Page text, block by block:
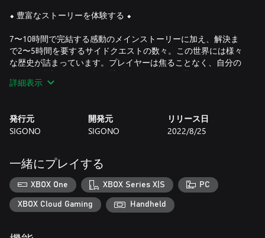
⬥ 豊富なストーリーを体験する ⬥
7〜10時間で完結する感動のメインストーリーに加え、解決ま
で2〜5時間を要するサイドクエストの数々。この世界には様々
な歴史が詰まっています。プレイヤーは焦ることなく、自分の
ペースで物語の深さや幅を拡げていくことが可能です。
親友との冒険、愛と喪失の体験、危機に共に立ち向かう…旅に
出る理由は人それぞれです。 冒険を共にして彼らの過去を明ら
のかを知ることになるでしょう。
⬥ 自分の運命は自分で決める ⬥
次々に起こるアクシデントに、リスクを天秤にかけて決断しま
しょう。 指名手配される危険を冒してまで、旅の資金を得るた
詳細表示
発行元
SIGONO
開発元
SIGONO
リリース日
2022/8/25
一緒にプレイする
XBOX One XBOX Series X|S PC
XBOX Cloud Gaming Handheld